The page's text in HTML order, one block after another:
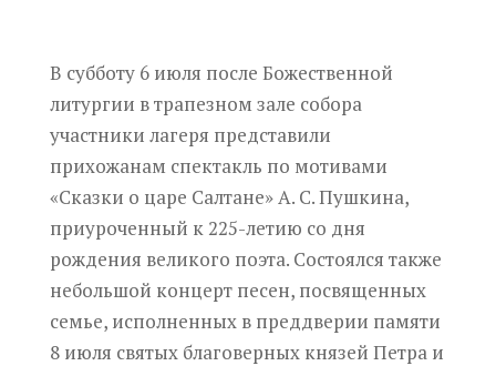
В субботу 6 июля после Божественной
литургии в трапезном зале собора
участники лагеря представили
прихожанам спектакль по мотивами
«Сказки о царе Салтане» А. С. Пушкина,
приуроченный к 225-летию со дня
рождения великого поэта. Состоялся также
небольшой концерт песен, посвященных
семье, исполненных в преддверии памяти
8 июля святых благоверных князей Петра и